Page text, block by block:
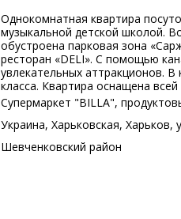
Однокомнатная квартира
музыкальной детской школой.
обустроена парковая зона
ресторан «DELI». С помощью
увлекательных аттракционов.
класса. Квартира оснащена
Супермаркет "BILLA",
Украина, Харьковская, Харьков,
Шевченковский район